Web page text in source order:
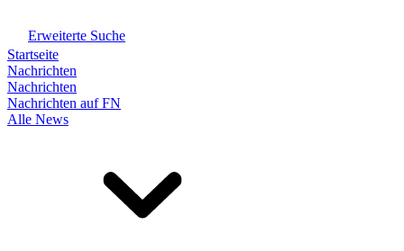
Erweiterte Suche
Startseite
Nachrichten
Nachrichten
Nachrichten auf FN
Alle News